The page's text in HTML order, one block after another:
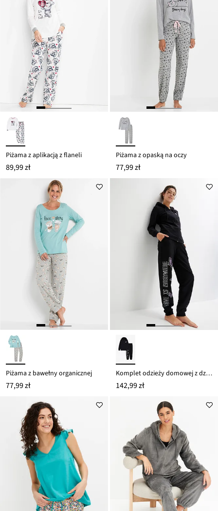
Piżama z aplikacją z flaneli
89,99 zł
Piżama z opaską na oczy
77,99 zł
Piżama z bawełny organicznej
77,99 zł
Komplet odzieży domowej z dzianiny dresowej
142,99 zł